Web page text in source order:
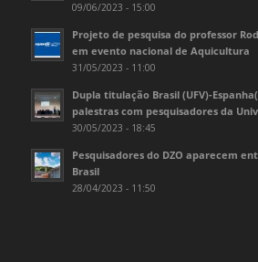
09/06/2023 - 15:00
Projeto de pesquisa do professor
em evento nacional de Aquicultura
31/05/2023 - 11:00
Dupla titulação Brasil (UFV)-
palestras com pesquisadores da
30/05/2023 - 18:45
Pesquisadores do DZO aparecem
Brasil
28/04/2023 - 11:50